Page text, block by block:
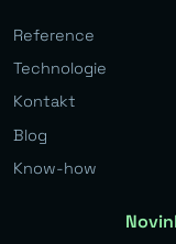
Reference
Technologie
Kontakt
Blog
Know-how